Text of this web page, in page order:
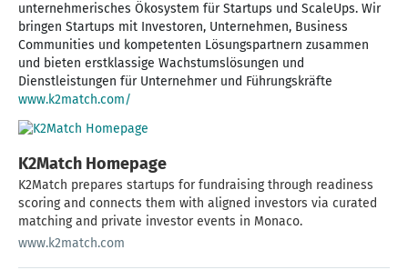
unternehmerisches Ökosystem für Startups und ScaleUps. Wir
bringen Startups mit Investoren, Unternehmen, Business
Communities und kompetenten Lösungspartnern zusammen
und bieten erstklassige Wachstumslösungen und
www.k2match.com/
K2Match Homepage
K2Match prepares startups for fundraising through readiness
scoring and connects them with aligned investors via curated
matching and private investor events in Monaco.
www.k2match.com